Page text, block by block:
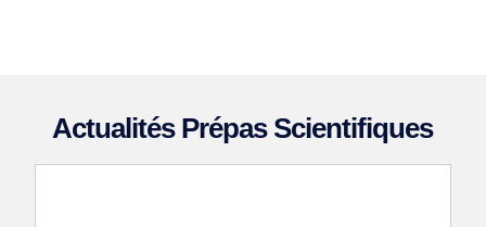
Actualités Prépas Scientifiques